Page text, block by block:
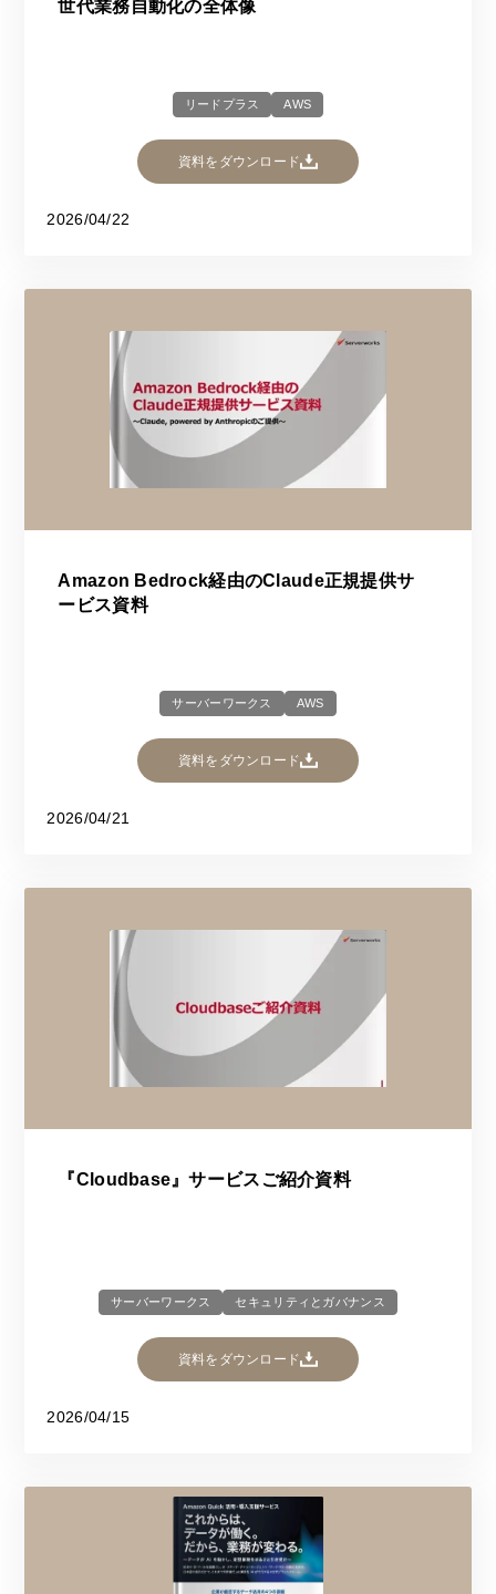
世代業務自動化の全体像
リードプラス AWS
資料をダウンロード
2026/04/22
Amazon Bedrock経由のClaude正規提供サ
ービス資料
サーバーワークス AWS
資料をダウンロード
2026/04/21
『Cloudbase』サービスご紹介資料
サーバーワークス セキュリティとガバナンス
資料をダウンロード
2026/04/15